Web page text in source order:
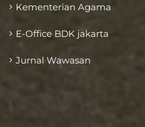
Kementerian Agama
E-Office BDK jakarta
Jurnal Wawasan